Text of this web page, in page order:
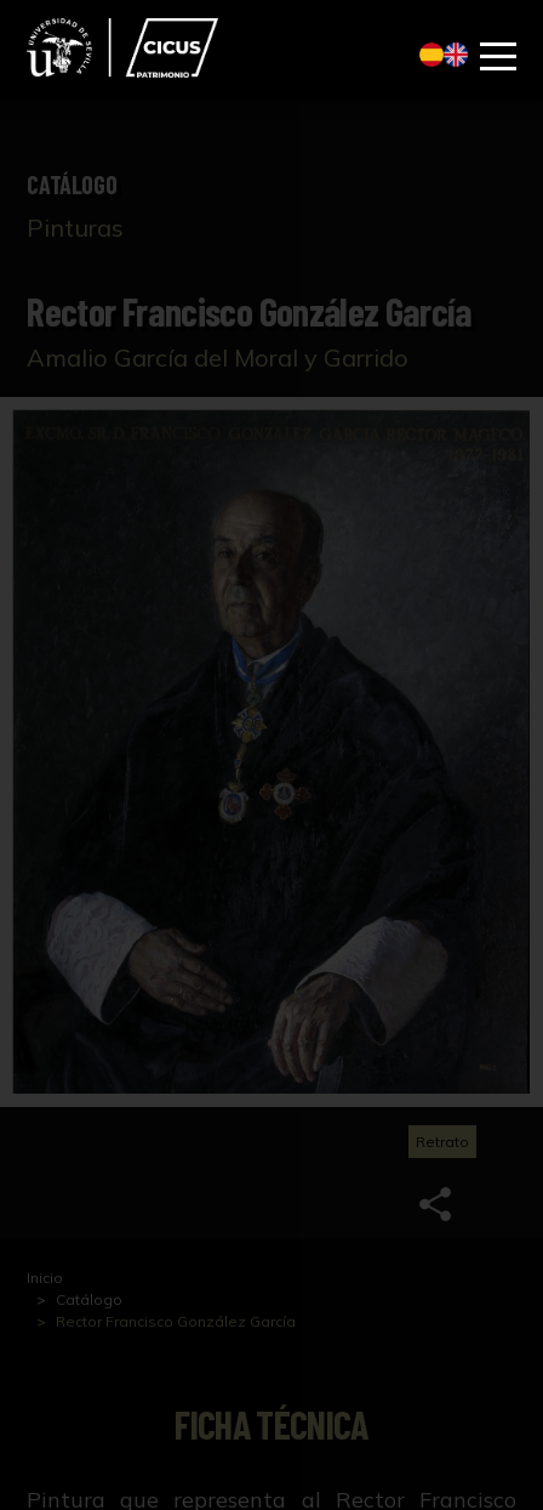
CATÁLOGO
Pinturas
Rector Francisco González García
Amalio García del Moral y Garrido
Retrato
Inicio
Catálogo
Rector Francisco González García
FICHA TÉCNICA
Pintura que representa al Rector Francisco